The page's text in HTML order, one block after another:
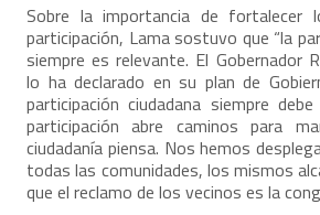
Sobre la importancia de fortalecer
participación, Lama sostuvo que “la
siempre es relevante. El Gobernador
lo ha declarado en su plan de
participación ciudadana siempre
participación abre caminos para
ciudadanía piensa. Nos hemos
todas las comunidades, los mismos
que el reclamo de los vecinos es la